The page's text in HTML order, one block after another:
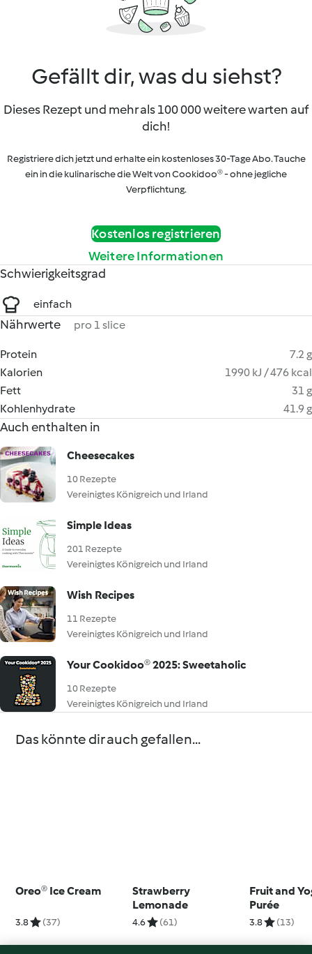
Gefällt dir, was du siehst?
Dieses Rezept und mehr als 100 000 weitere warten auf
dich!
Registriere dich jetzt und erhalte ein kostenloses 30-Tage Abo. Tauche
ein in die kulinarische die Welt von Cookidoo® - ohne jegliche
Verpflichtung.
Kostenlos registrieren
Weitere Informationen
Schwierigkeitsgrad
einfach
Nährwerte pro 1 slice
Protein
7.2 g
Kalorien
1990 kJ / 476 kcal
Fett
31 g
Kohlenhydrate
41.9 g
Auch enthalten in
Cheesecakes
10 Rezepte
Vereinigtes Königreich und Irland
Simple Ideas
201 Rezepte
Vereinigtes Königreich und Irland
Wish Recipes
11 Rezepte
Vereinigtes Königreich und Irland
Your Cookidoo® 2025: Sweetaholic
10 Rezepte
Vereinigtes Königreich und Irland
Das könnte dir auch gefallen...
Oreo® Ice Cream
3.8 (37)
Strawberry
Lemonade
4.6 (61)
Fruit and
Purée
3.8 (13)